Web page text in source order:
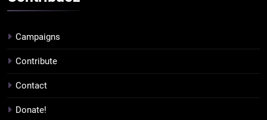
Campaigns
Contribute
Contact
Donate!